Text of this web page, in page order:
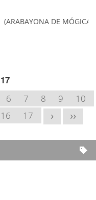
(ARABAYONA DE MÓGICA)
17
6 7 8 9
10
16 17 > >>